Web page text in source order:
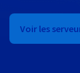
Voir les